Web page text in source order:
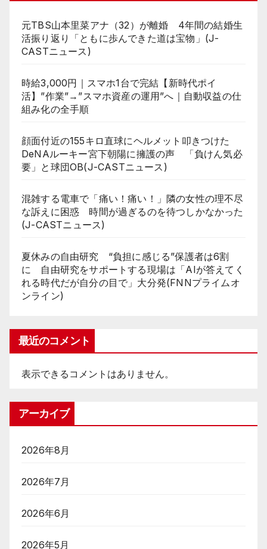
元TBS山本里菜アナ（32）が離婚 4年間の結婚生
活振り返り「ともに歩んできた道は宝物」(J-
CASTニュース)
時給3,000円｜スマホ1台で完結【新時代ポイ
活】”作業”→”スマホ資産の運用”へ｜自動収益の仕
組み化の全手順
顔面付近の155キロ直球にヘルメット叩きつけた
DeNAルーキー宮下朝陽に擁護の声 「負けん気必
要」と球団OB(J-CASTニュース)
混雑する電車で「痛い！痛い！」隣の女性の理不尽
な訴えに困惑 時間が過ぎるのを待つしかなかった
(J-CASTニュース)
夏休みの自由研究 “負担に感じる”保護者は6割
に 自由研究をサポートする現場は「AIが答えてく
れる時代だが自分の目で」大分発(FNNプライムオ
ンライン)
最近のコメント
表示できるコメントはありません。
アーカイブ
2026年8月
2026年7月
2026年6月
2026年5月